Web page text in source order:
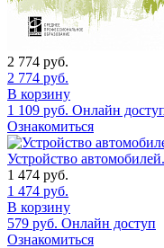
2 774 руб.
2 774 руб.
В корзину
1 109 руб. Онлайн
Ознакомиться
Устройство
1 474 руб.
1 474 руб.
В корзину
579 руб. Онлайн доступ
Ознакомиться